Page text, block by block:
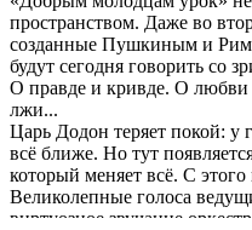
пространством. Даже во
созданные Пушкиным и
будут сегодня говорить со
О правде и кривде. О
лжи...
Царь Додон теряет покой: у
всё ближе. Но тут
который меняет всё. С
Великолепные голоса
виртуозное звучание